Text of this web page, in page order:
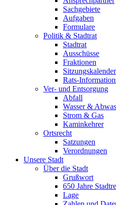
Sachgebiete
Aufgaben
Formulare
Politik & Stadtrat
Stadtrat
Ausschüsse
Fraktionen
Sitzungskalender
Rats-
Ver- und Entsorgung
Abfall
Wasser &
Strom & Gas
Kaminkehrer
Ortsrecht
Satzungen
Verordnungen
Unsere Stadt
Über die Stadt
Grußwort
650 Jahre
Lage